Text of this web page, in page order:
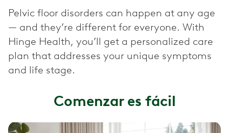
Pelvic floor disorders can happen at any age
— and they’re different for everyone. With
Hinge Health, you’ll get a personalized care
plan that addresses your unique symptoms
and life stage.
Comenzar es fácil